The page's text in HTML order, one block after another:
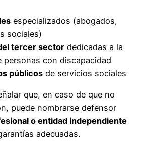
especializados (abogados,
sociales)
tercer sector dedicadas a la
personas con discapacidad
públicos de servicios sociales
que, en caso de que no
puede nombrarse defensor
o entidad independiente
adecuadas.